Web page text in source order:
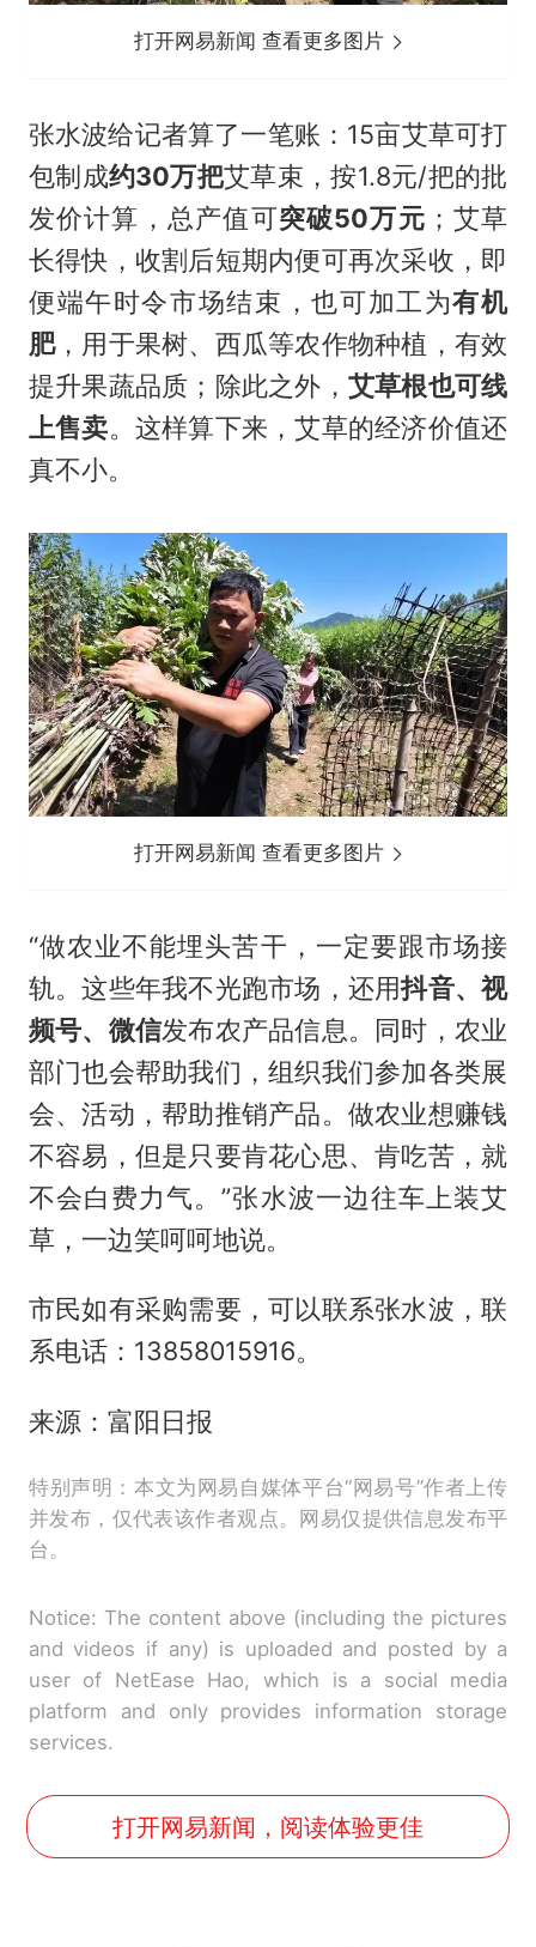
打开网易新闻 查看更多图片
张水波给记者算了一笔账：15亩艾草可打
包制成约30万把艾草束，按1.8元/把的批
发价计算，总产值可突破50万元 ；艾草
长得快，收割后短期内便可再次采收，即
便端午时令市场结束，也可加工为有机
肥，用于果树、西瓜等农作物种植，有效
提升果蔬品质；除此之外， 艾草根也可线
上售卖。这样算下来，艾草的经济价值还
真不小。
打开网易新闻 查看更多图片
“做农业不能埋头苦干，一定要跟市场接
轨。这些年我不光跑市场，还用抖音、视
频号、微信发布农产品信息。同时，农业
部门也会帮助我们，组织我们参加各类展
会、活动，帮助推销产品。做农业想赚钱
不容易，但是只要肯花心思、肯吃苦，就
不会白费力气。”张水波一边往车上装艾
草，一边笑呵呵地说。
市民如有采购需要，可以联系张水波，联
系电话：13858015916。
来源：富阳日报
特别声明：本文为网易自媒体平台“网易号”作者上传
并发布，仅代表该作者观点。网易仅提供信息发布平
台。
Notice: The content above (including the pictures
and videos if any) is uploaded and posted by a
user of NetEase Hao, which is a social media
platform and only provides information storage
services.
打开网易新闻，阅读体验更佳